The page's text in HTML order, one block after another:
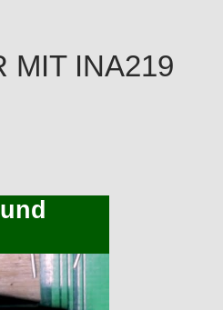
MIT INA219